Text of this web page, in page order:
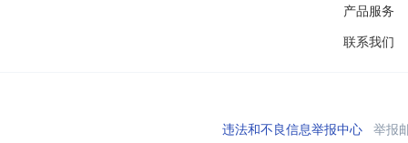
产品服务
联系我们
违法和不良信息举报中心举报